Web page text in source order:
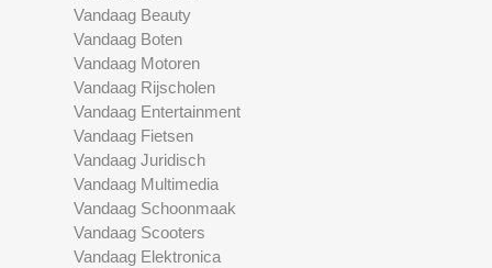
Vandaag Beauty
Vandaag Boten
Vandaag Motoren
Vandaag Rijscholen
Vandaag Entertainment
Vandaag Fietsen
Vandaag Juridisch
Vandaag Multimedia
Vandaag Schoonmaak
Vandaag Scooters
Vandaag Elektronica